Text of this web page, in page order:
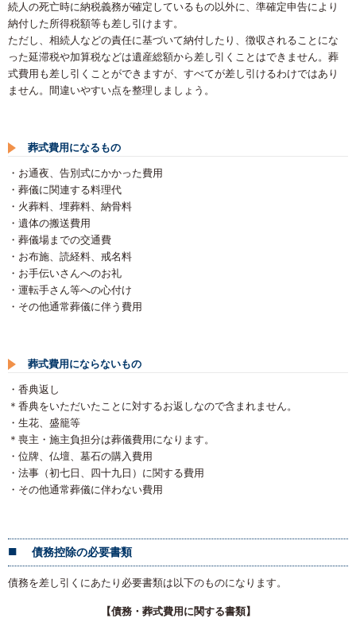
続人の死亡時に納税義務が確定しているもの以外に、準確定申告により
納付した所得税額等も差し引けます。
ただし、相続人などの責任に基づいて納付したり、徴収されることにな
った延滞税や加算税などは遺産総額から差し引くことはできません。葬
式費用も差し引くことができますが、すべてが差し引けるわけではあり
ません。間違いやすい点を整理しましょう。
葬式費用になるもの
・お通夜、告別式にかかった費用
・葬儀に関連する料理代
・火葬料、埋葬料、納骨料
・遺体の搬送費用
・葬儀場までの交通費
・お布施、読経料、戒名料
・お手伝いさんへのお礼
・運転手さん等への心付け
・その他通常葬儀に伴う費用
葬式費用にならないもの
・香典返し
＊香典をいただいたことに対するお返しなので含まれません。
・生花、盛籠等
＊喪主・施主負担分は葬儀費用になります。
・位牌、仏壇、墓石の購入費用
・法事（初七日、四十九日）に関する費用
・その他通常葬儀に伴わない費用
債務控除の必要書類
債務を差し引くにあたり必要書類は以下のものになります。
【債務・葬式費用に関する書類】